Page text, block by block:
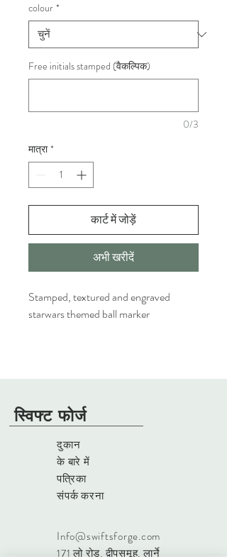
colour *
Free initials stamped (वैकल्पिक)
0/3
मात्रा *
कार्ट में जोड़ें
अभी खरीदें
Stamped, textured and engraved
starwars themed ball marker
स्विफ्ट फोर्ज
दुकान
के बारे में
पत्रिका
संपर्क करना
Info@swiftsforge.com
171 लो रोड, द्वीपसमूह, लार्ने